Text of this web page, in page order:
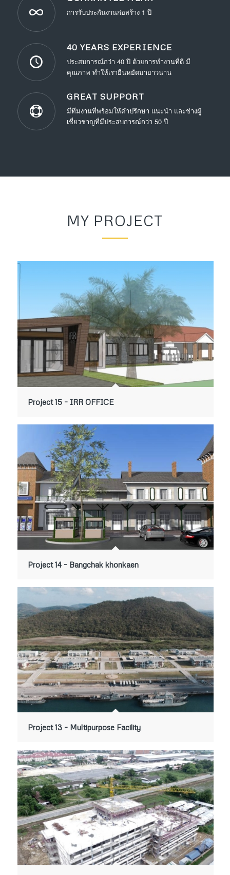
การรับประกันงานก่อสร้าง 1 ปี
40 YEARS EXPERIENCE
ประสบการณ์กว่า 40 ปี ด้วยการทำงานที่ดี มี
คุณภาพ ทำให้เรายืนหยัดมายาวนาน
GREAT SUPPORT
มีทีมงานที่พร้อมให้คำปรึกษา แนะนำ และช่างผู้
เชี่ยวชาญที่มีประสบการณ์กว่า 50 ปี
MY PROJECT
Project 15 – IRR OFFICE
Project 14 – Bangchak khonkaen
Project 13 – Multipurpose Facility